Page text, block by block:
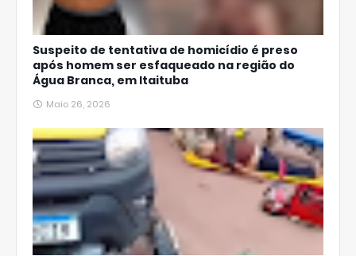
Suspeito de tentativa de homicídio é preso
após homem ser esfaqueado na região do
Água Branca, em Itaituba
Maio 26, 2026